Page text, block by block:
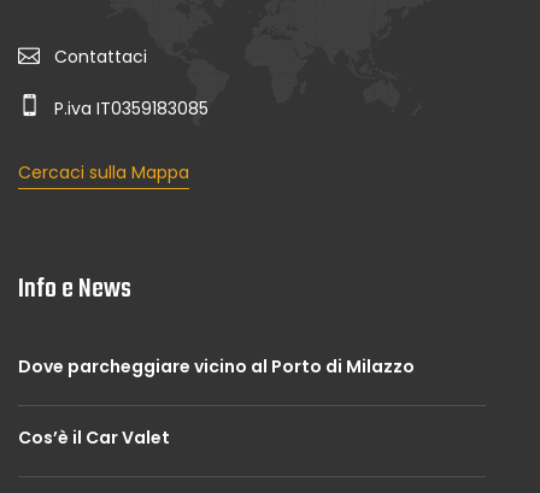
Contattaci
P.iva IT0359183085
Cercaci sulla Mappa
Info e News
Dove parcheggiare vicino al Porto di Milazzo
Cos’è il Car Valet